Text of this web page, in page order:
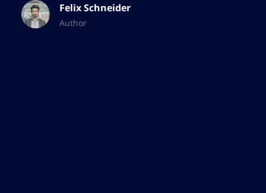
Felix Schneider
Author